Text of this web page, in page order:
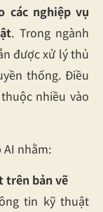
các nghiệp vụ
. Trong ngành
được xử lý thủ
thống. Điều
nhiều vào
AI nhằm:
trên bản vẽ
tin kỹ thuật